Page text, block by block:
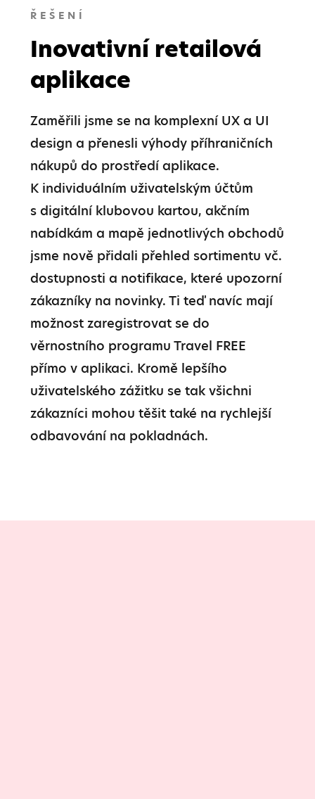
ŘEŠENÍ
Inovativní retailová
aplikace
Zaměřili jsme se na komplexní UX a UI
design a přenesli výhody příhraničních
nákupů do prostředí aplikace.
K individuálním uživatelským účtům
s digitální klubovou kartou, akčním
nabídkám a mapě jednotlivých obchodů
jsme nově přidali přehled sortimentu vč.
dostupnosti a notifikace, které upozorní
zákazníky na novinky. Ti teď navíc mají
možnost zaregistrovat se do
věrnostního programu Travel FREE
přímo v aplikaci. Kromě lepšího
uživatelského zážitku se tak všichni
zákazníci mohou těšit také na rychlejší
odbavování na pokladnách.